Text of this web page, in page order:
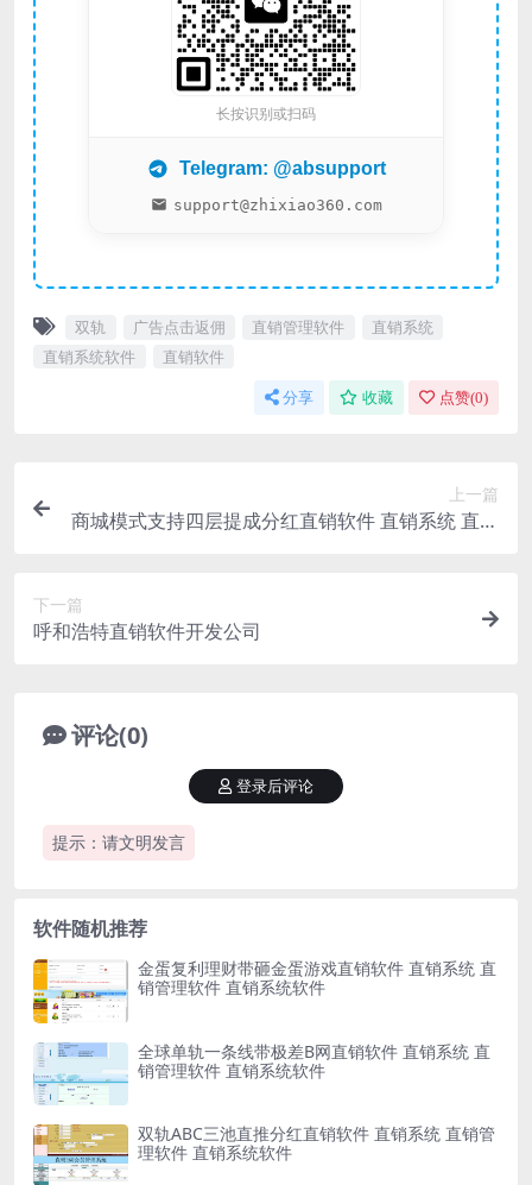
长按识别或扫码
Telegram: @absupport
support@zhixiao360.com
双轨 广告点击返佣 直销管理软件
直销系统
直销系统软件
直销软件
分享 收藏 点赞(0)
上一篇
商城模式支持四层提成分红直销软件 直销系统 直销
下一篇
呼和浩特直销软件开发公司
评论(0)
提示：请文明发言
登录后评论
软件随机推荐
金蛋复利理财带砸金蛋游戏直销软件 直销系统 直
销管理软件 直销系统软件
全球单轨一条线带极差B网直销软件 直销系统 直
销管理软件 直销系统软件
双轨ABC三池直推分红直销软件 直销系统 直销管
理软件 直销系统软件